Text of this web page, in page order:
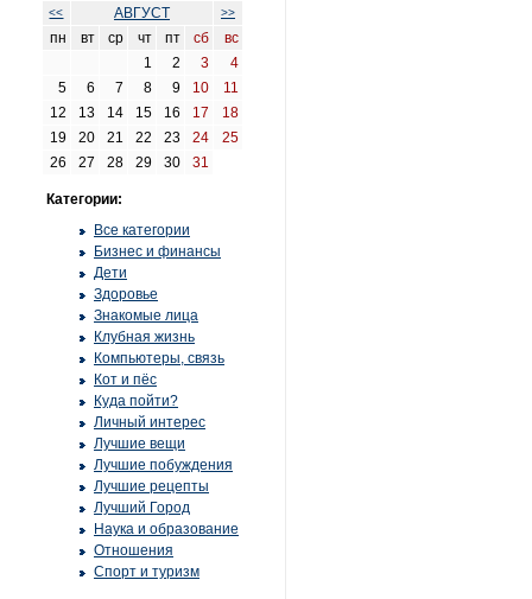
<<
АВГУСТ >>
пн вт ср чт пт сб
вс
1
2 3
4
5
6 7 8 9 10
11
12
13 14 15 16 17
18
19
20 21 22 23 24
25
26
27 28 29 30 31
Категории:
Все категории
Бизнес и финансы
Дети
Здоровье
Знакомые лица
Клубная жизнь
Компьютеры, связь
Кот и пёс
Куда пойти?
Личный интерес
Лучшие вещи
Лучшие побуждения
Лучшие рецепты
Лучший Город
Наука и образование
Отношения
Спорт и туризм